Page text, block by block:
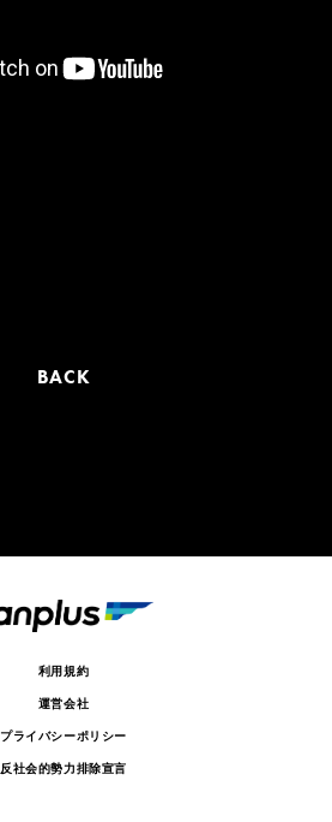
BACK
利用規約
運営会社
プライバシーポリシー
反社会的勢力排除宣言